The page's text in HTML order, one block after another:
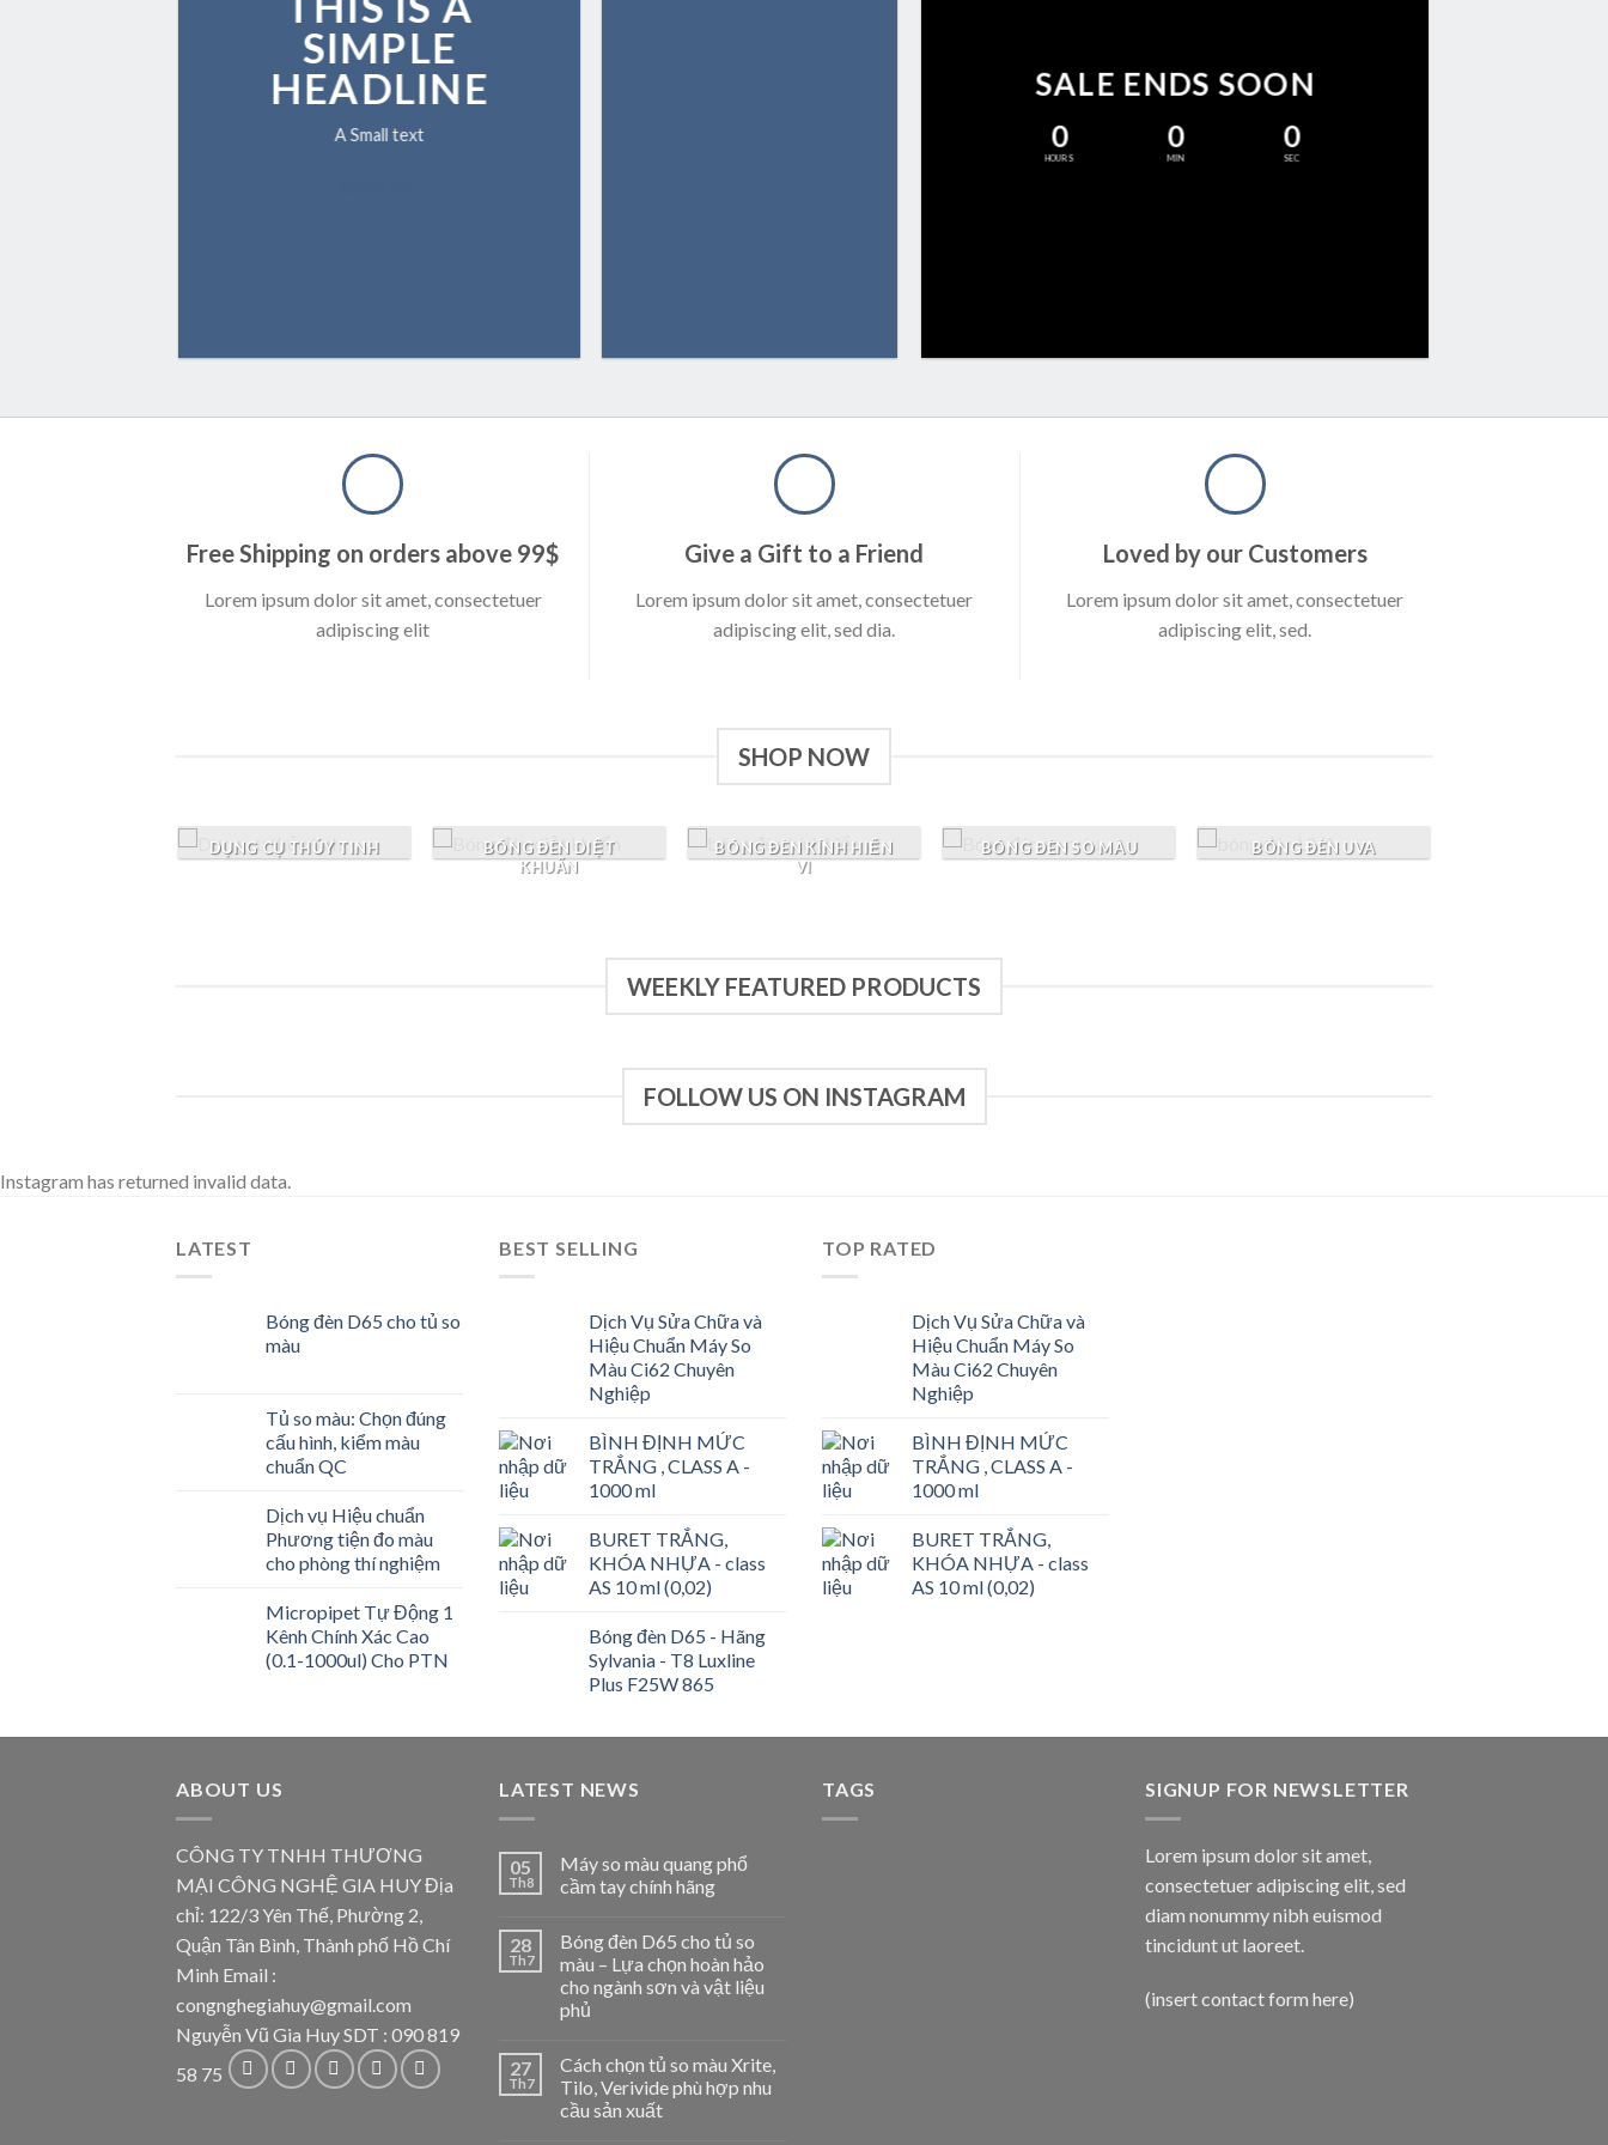
SIMPLE
HEADLINE
A Small text
SALE ENDS SOON
0
HOURS
0
MIN
0
SEC
Free Shipping on orders above 99$
Lorem ipsum dolor sit amet, consectetuer
adipiscing elit
Give a Gift to a Friend
Lorem ipsum dolor sit amet, consectetuer
adipiscing elit, sed dia.
Loved by our Customers
Lorem ipsum dolor sit amet, consectetuer
adipiscing elit, sed.
SHOP NOW
DỤNG CỤ THỦY TINH
BÓNG ĐÈN DIỆT
KHUẨN
BÓNG ĐÈN KÍNH HIỂN
VI
BÓNG ĐÈN SO MÀU BÓNG ĐÈN UVA
WEEKLY FEATURED PRODUCTS
FOLLOW US ON INSTAGRAM
Instagram has returned invalid data.
LATEST
Bóng đèn D65 cho tủ so
màu
Tủ so màu: Chọn đúng
cấu hình, kiểm màu
chuẩn QC
Dịch vụ Hiệu chuẩn
Phương tiện đo màu
cho phòng thí nghiệm
Micropipet Tự Động 1
Kênh Chính Xác Cao
(0.1-1000ul) Cho PTN
BEST SELLING
Dịch Vụ Sửa Chữa và
Hiệu Chuẩn Máy So
Màu Ci62 Chuyên
Nghiệp
BÌNH ĐỊNH MỨC
TRẮNG , CLASS A -
1000 ml
BURET TRẮNG,
KHÓA NHỰA - class
AS 10 ml (0,02)
Bóng đèn D65 - Hãng
Sylvania - T8 Luxline
Plus F25W 865
TOP RATED
Dịch Vụ Sửa Chữa và
Hiệu Chuẩn Máy So
Màu Ci62 Chuyên
Nghiệp
BÌNH ĐỊNH MỨC
TRẮNG , CLASS A -
1000 ml
BURET TRẮNG,
KHÓA NHỰA - class
AS 10 ml (0,02)
ABOUT US
CÔNG TY TNHH THƯƠNG
MẠI CÔNG NGHỆ GIA HUY Địa
chỉ: 122/3 Yên Thế, Phường 2,
Quận Tân Bình, Thành phố Hồ Chí
Minh Email :
congnghegiahuy@gmail.com
Nguyễn Vũ Gia Huy SDT : 090 819
58 75
LATEST NEWS
05
Th8
Máy so màu quang phổ
cầm tay chính hãng
28
Th7
Bóng đèn D65 cho tủ so
màu – Lựa chọn hoàn hảo
cho ngành sơn và vật liệu
phủ
27
Th7
Cách chọn tủ so màu Xrite,
Tilo, Verivide phù hợp nhu
cầu sản xuất
TAGS SIGNUP FOR NEWSLETTER
Lorem ipsum dolor sit amet,
consectetuer adipiscing elit, sed
diam nonummy nibh euismod
tincidunt ut laoreet.
(insert contact form here)